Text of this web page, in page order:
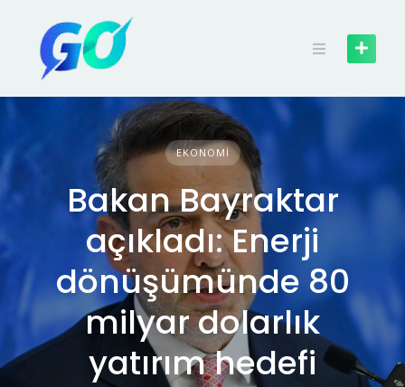
EKONOMI
Bakan Bayraktar
açıkladı: Enerji
dönüşümünde 80
milyar dolarlık
yatırım hedefi